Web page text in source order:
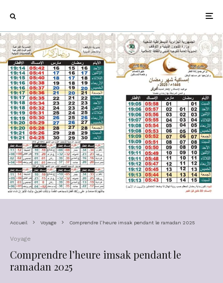
Accueil Voyage Comprendre l’heure imsak pendant le ramadan 2025
Voyage
Comprendre l’heure imsak pendant le
ramadan 2025